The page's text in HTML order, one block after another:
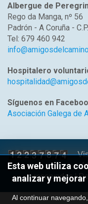
Albergue de
Rego da Manga, nº 56
Padrón - A Coruña -
Tel: 679 460 942
Hospitalero
Síguenos en
Asociación Galega de
reservados |
Esta web utiliza
analizar y
Al continuar